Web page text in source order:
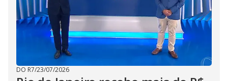
DO R7/23/07/2026